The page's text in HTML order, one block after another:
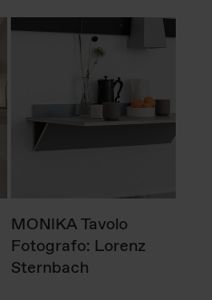
MONIKA Tavolo
Fotografo: Lorenz
Sternbach